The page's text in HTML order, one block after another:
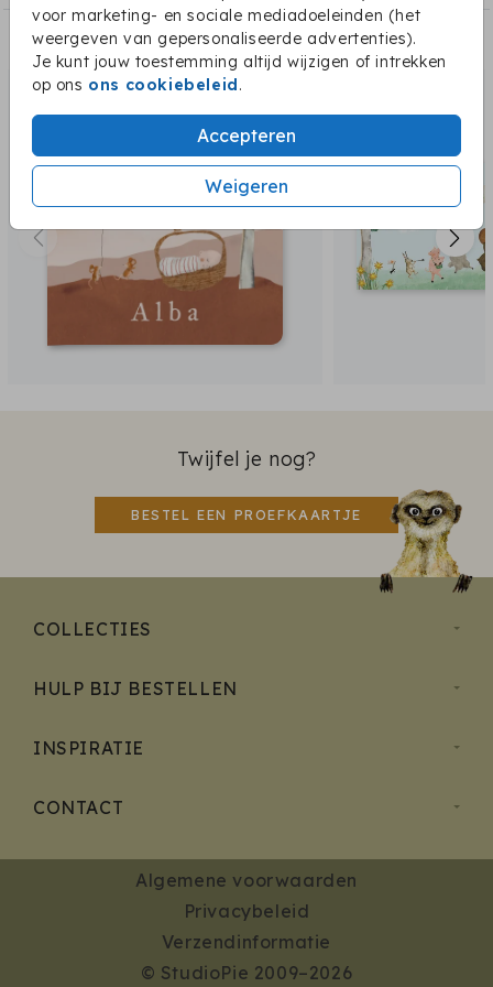
voor marketing- en sociale mediadoeleinden (het
weergeven van gepersonaliseerde advertenties).
Je kunt jouw toestemming altijd wijzigen of intrekken
op ons ons cookiebeleid.
Accepteren
Weigeren
Dit vind je misschien ook leuk:
Twijfel je nog?
BESTEL EEN PROEFKAARTJE
COLLECTIES
HULP BIJ BESTELLEN
INSPIRATIE
CONTACT
Algemene voorwaarden
Privacybeleid
Verzendinformatie
© StudioPie 2009–2026